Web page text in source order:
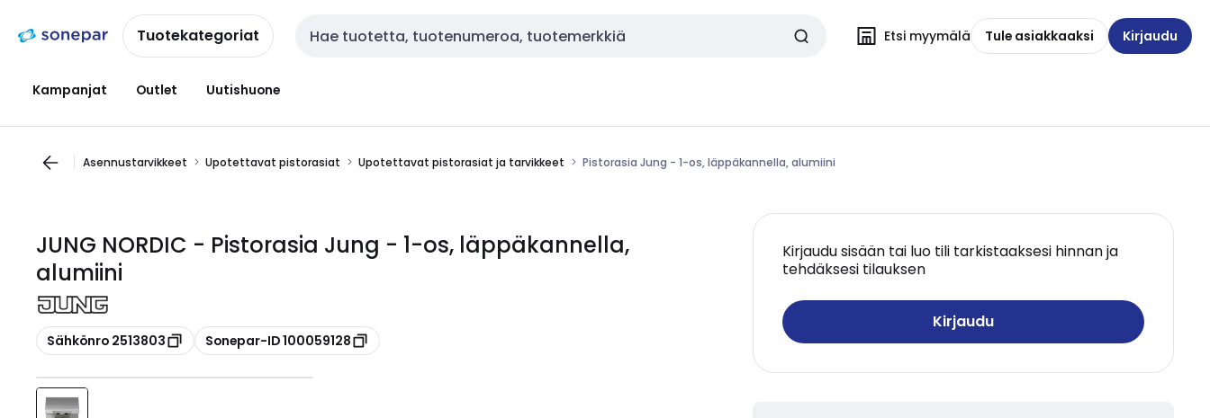
navigointiinsisältöönTuotekategoriat Haku Etsi myymälä Tule asiakkaaksi Kirjaudu
Kampanjat Outlet Uutishuone
Asennustarvikkeet Upotettavat pistorasiat Upotettavat pistorasiat ja tarvikkeet Pistorasia Jung - 1-os, läppäkannella, alumiini
JUNG NORDIC - Pistorasia Jung - 1-os, läppäkannella,
alumiini
Kopioi
Sähkönro 2513803 Kopioi
Sonepar-ID 100059128
Kirjaudu sisään tai luo tili tarkistaaksesi hinnan ja
tehdäksesi tilauksen
Kirjaudu